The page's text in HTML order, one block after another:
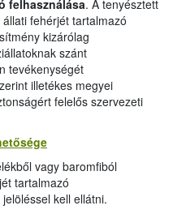
felhasználása. A tenyésztett
fehérjét tartalmazó
kizárólag
szánt
tevékenységét
illetékes megyei
felelős szervezeti
vagy baromfiból
tartalmazó
kell ellátni.